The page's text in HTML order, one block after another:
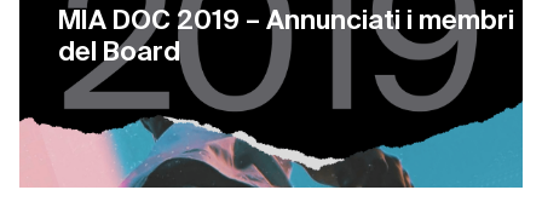
MIA DOC 2019 – Annunciati i membri
del Board